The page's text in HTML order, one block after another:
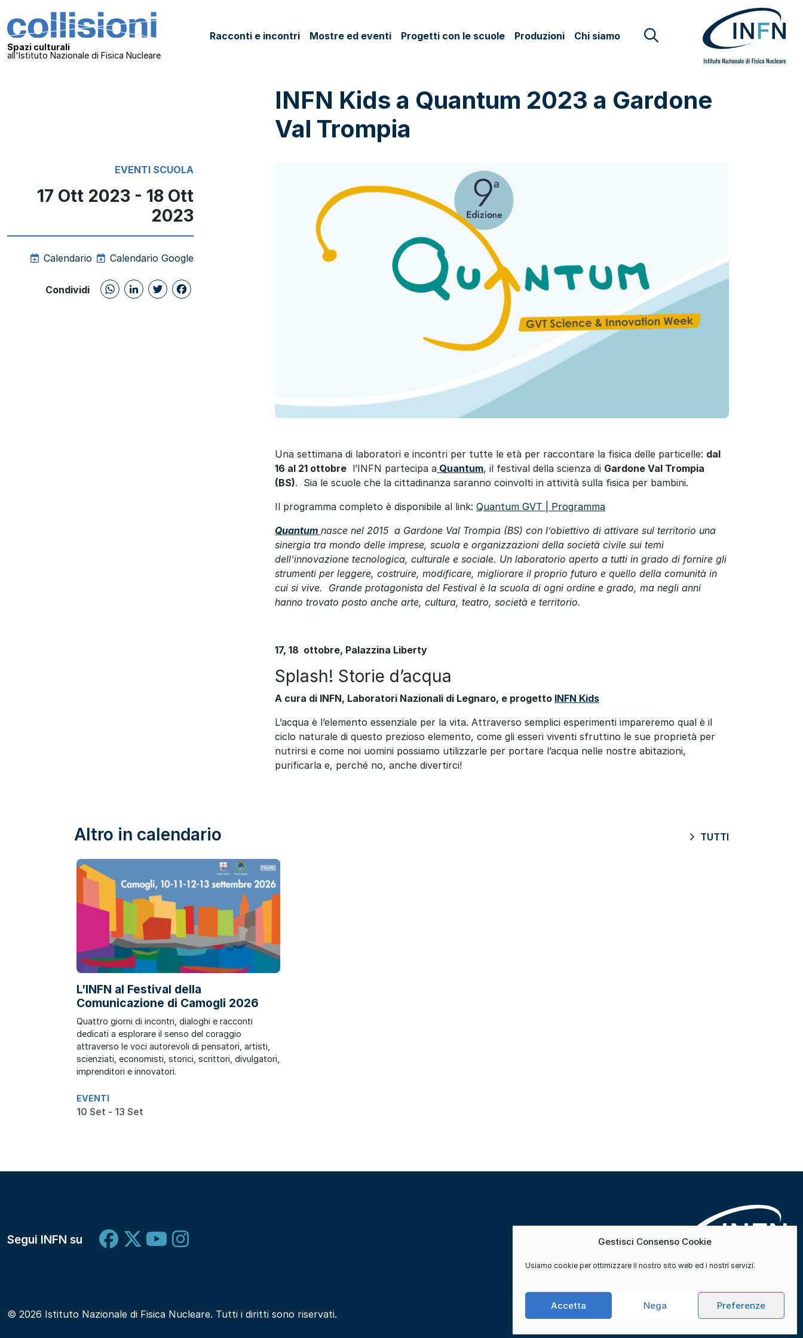
Gestisci Consenso Cookie
Usiamo cookie per ottimizzare il nostro sito web ed i nostri servizi.
Accetta Nega Preferenze
Navigazione principale
Collisioni – INFN
Spazi culturali
all'Istituto Nazionale di Fisica Nucleare
Racconti e incontri Mostre ed eventi Progetti con le scuole Produzioni Chi siamo
INFN Kids a Quantum 2023 a Gardone
Val Trompia
EVENTI SCUOLA
17 Ott 2023 - 18 Ott
2023
Calendario Calendario Google
Condividi WhatsApp
LinkedIn
Twitter
Una settimana di laboratori e incontri per tutte le età per raccontare la fisica delle particelle: dal
16 al 21 ottobre l’INFN partecipa a Quantum, il festival della scienza di Gardone Val Trompia
(BS). Sia le scuole che la cittadinanza saranno coinvolti in attività sulla fisica per bambini.
Il programma completo è disponibile al link: Quantum GVT | Programma
Quantum nasce nel 2015 a Gardone Val Trompia (BS) con l’obiettivo di attivare sul territorio una
sinergia tra mondo delle imprese, scuola e organizzazioni della società civile sui temi
dell’innovazione tecnologica, culturale e sociale. Un laboratorio aperto a tutti in grado di fornire gli
strumenti per leggere, costruire, modificare, migliorare il proprio futuro e quello della comunità in
cui si vive. Grande protagonista del Festival è la scuola di ogni ordine e grado, ma negli anni
hanno trovato posto anche arte, cultura, teatro, società e territorio.
17, 18 ottobre, Palazzina Liberty
Splash! Storie d’acqua
A cura di INFN, Laboratori Nazionali di Legnaro, e progetto INFN Kids
L’acqua è l’elemento essenziale per la vita. Attraverso semplici esperimenti impareremo qual è il
ciclo naturale di questo prezioso elemento, come gli esseri viventi sfruttino le sue proprietà per
nutrirsi e come noi uomini possiamo utilizzarle per portare l’acqua nelle nostre abitazioni,
purificarla e, perché no, anche divertirci!
Altro in calendario TUTTI
L’INFN al Festival della
Comunicazione di Camogli 2026
Quattro giorni di incontri, dialoghi e racconti
dedicati a esplorare il senso del coraggio
attraverso le voci autorevoli di pensatori, artisti,
scienziati, economisti, storici, scrittori, divulgatori,
imprenditori e innovatori.
EVENTI
10 Set - 13 Set
Segui INFN su
Cookie e consensi Credits
© 2026 Istituto Nazionale di Fisica Nucleare. Tutti i diritti sono riservati.